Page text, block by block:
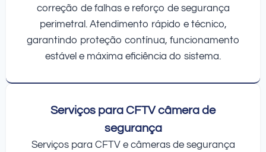
correção de falhas e reforço de segurança
perimetral. Atendimento rápido e técnico,
garantindo proteção contínua, funcionamento
estável e máxima eficiência do sistema.
Serviços para CFTV câmera de
segurança
Serviços para CFTV e câmeras de segurança